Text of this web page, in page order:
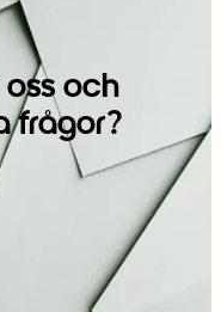
oss och
frågor?